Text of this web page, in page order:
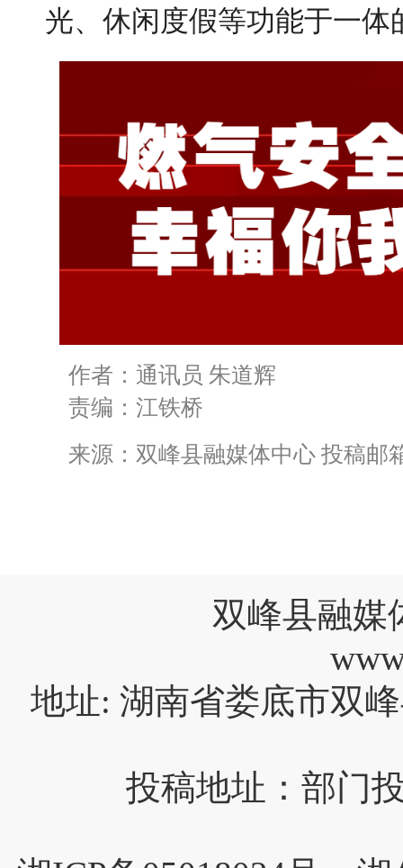
光、休闲度假等功能于一
作者：通讯员 朱道辉
责编：江铁桥
来源：双峰县融媒体中心 投稿邮
双峰县融媒
地址: 湖南省娄底市双
投稿地址：部门